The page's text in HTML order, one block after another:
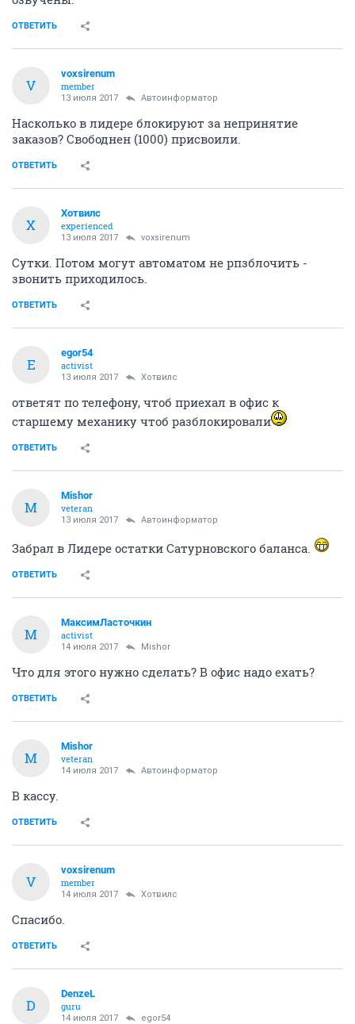
ОТВЕТИТЬ
V
voxsirenum
member
13 июля 2017 Автоинформатор
Насколько в лидере блокируют за непринятие
заказов? Свободнен (1000) присвоили.
ОТВЕТИТЬ
Х
Хотвилс
experienced
13 июля 2017 voxsirenum
Сутки. Потом могут автоматом не рпзблочить -
звонить приходилось.
ОТВЕТИТЬ
E
egor54
activist
13 июля 2017 Хотвилс
ответят по телефону, чтоб приехал в офис к
старшему механику чтоб разблокировали
ОТВЕТИТЬ
M
Mishor
veteran
13 июля 2017 Автоинформатор
Забрал в Лидере остатки Сатурновского баланса.
ОТВЕТИТЬ
М
МаксимЛасточкин
activist
14 июля 2017 Mishor
Что для этого нужно сделать? В офис надо ехать?
ОТВЕТИТЬ
M
Mishor
veteran
14 июля 2017 Автоинформатор
В кассу.
ОТВЕТИТЬ
V
voxsirenum
member
14 июля 2017 Хотвилс
Спасибо.
ОТВЕТИТЬ
D
DenzeL
guru
14 июля 2017 egor54